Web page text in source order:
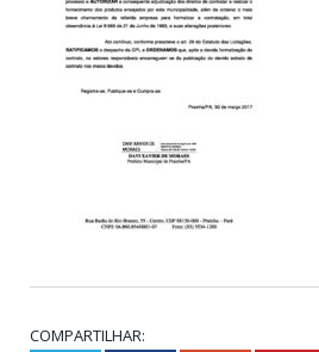
COMPARTILHAR: